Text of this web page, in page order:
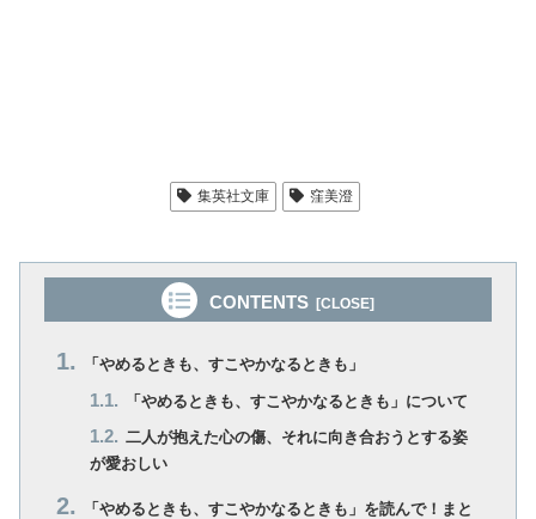
集英社文庫 窪美澄
CONTENTS
「やめるときも、すこやかなるときも」
「やめるときも、すこやかなるときも」について
二人が抱えた心の傷、それに向き合おうとする姿
が愛おしい
「やめるときも、すこやかなるときも」を読んで！まと